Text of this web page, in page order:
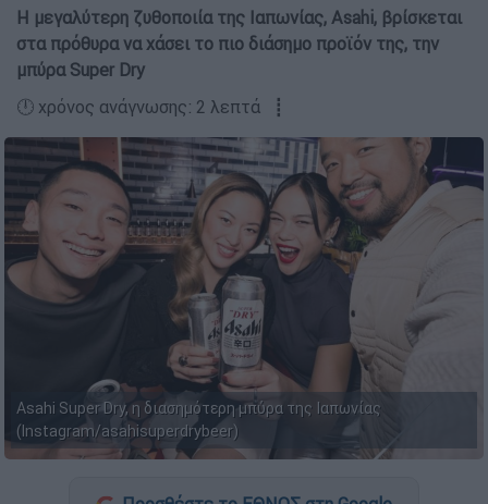
Η μεγαλύτερη ζυθοποιία της Ιαπωνίας, Asahi, βρίσκεται
στα πρόθυρα να χάσει το πιο διάσημο προϊόν της, την
μπύρα Super Dry
🕛 χρόνος ανάγνωσης: 2 λεπτά ┋
Asahi Super Dry, η διασημότερη μπύρα της Ιαπωνίας
(Instagram/asahisuperdrybeer)